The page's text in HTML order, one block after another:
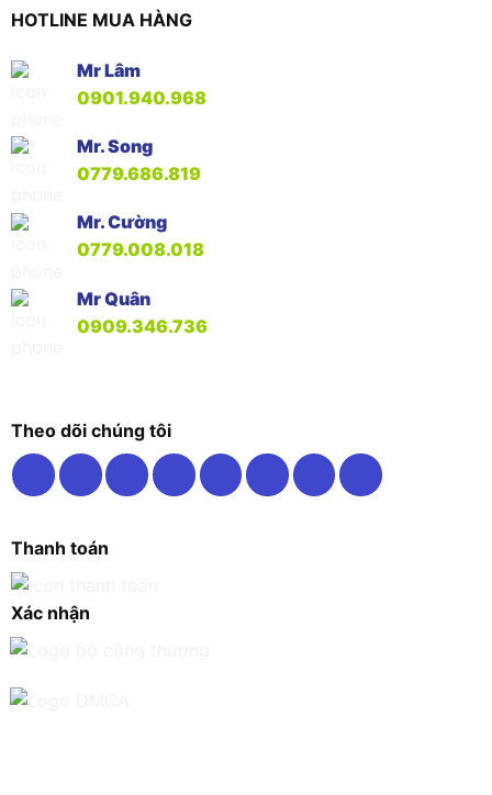
HOTLINE MUA HÀNG
Mr Lâm
0901.940.968
Mr. Song
0779.686.819
Mr. Cường
0779.008.018
Mr Quân
0909.346.736
Theo dõi chúng tôi
Thanh toán
Xác nhận